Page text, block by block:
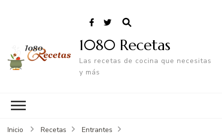
1080 Recetas
Las recetas de cocina que necesitas
y más
Inicio Recetas
Entrantes